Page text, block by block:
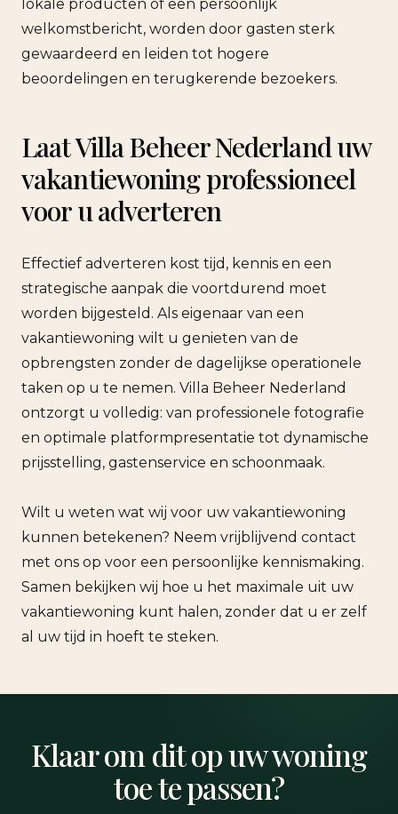
lokale producten of een persoonlijk
welkomstbericht, worden door gasten sterk
gewaardeerd en leiden tot hogere
beoordelingen en terugkerende bezoekers.
Laat Villa Beheer Nederland uw
vakantiewoning professioneel
voor u adverteren
Effectief adverteren kost tijd, kennis en een
strategische aanpak die voortdurend moet
worden bijgesteld. Als eigenaar van een
vakantiewoning wilt u genieten van de
opbrengsten zonder de dagelijkse operationele
taken op u te nemen. Villa Beheer Nederland
ontzorgt u volledig: van professionele fotografie
en optimale platformpresentatie tot dynamische
prijsstelling, gastenservice en schoonmaak.
Wilt u weten wat wij voor uw vakantiewoning
kunnen betekenen? Neem vrijblijvend contact
met ons op voor een persoonlijke kennismaking.
Samen bekijken wij hoe u het maximale uit uw
vakantiewoning kunt halen, zonder dat u er zelf
al uw tijd in hoeft te steken.
Klaar om dit op uw woning
toe te passen?